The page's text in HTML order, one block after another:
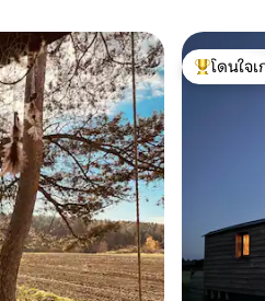
โดนใจเก
โดนใจ